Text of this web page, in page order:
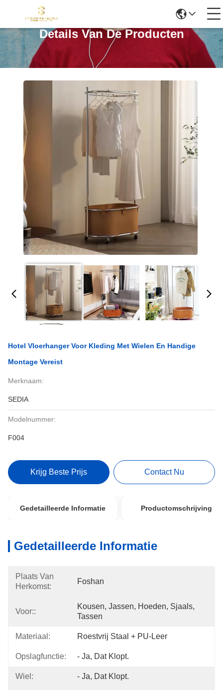
Details Van De Producten
Hotel Vloerhanger Voor Kleding Met Wielen En Handige
Montage Vereist
Merknaam:
SEDIA
Modelnummer:
F004
Krijg Beste Prijs Contact Nu
Gedetailleerde Informatie Productomschrijving
Gedetailleerde Informatie
Plaats Van
Herkomst:
Foshan
Voor::
Kousen, Jassen, Hoeden, Sjaals,
Tassen
Materiaal: Roestvrij Staal + PU-Leer
Opslagfunctie: - Ja, Dat Klopt.
Wiel: - Ja, Dat Klopt.